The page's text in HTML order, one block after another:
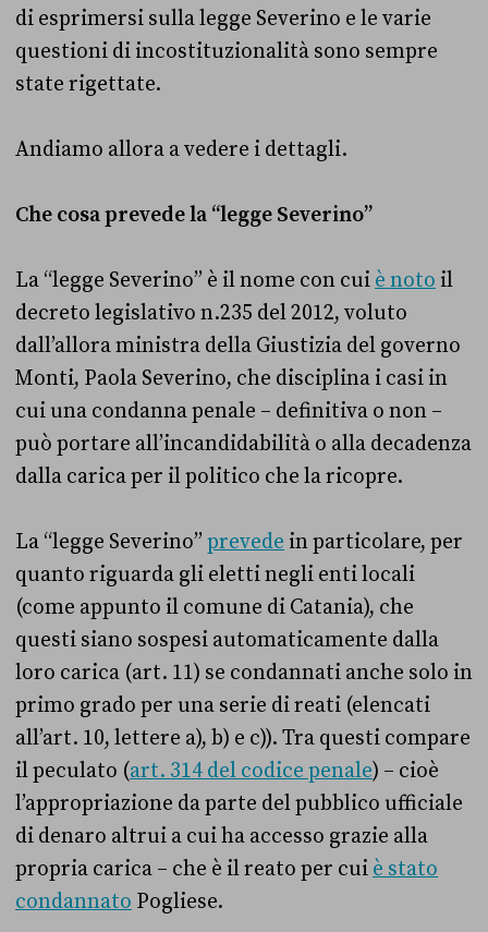
di esprimersi sulla legge Severino e le varie
questioni di incostituzionalità sono sempre
state rigettate.
Andiamo allora a vedere i dettagli.
Che cosa prevede la “legge Severino”
La “legge Severino” è il nome con cui è noto il
decreto legislativo n.235 del 2012, voluto
dall’allora ministra della Giustizia del governo
Monti, Paola Severino, che disciplina i casi in
cui una condanna penale – definitiva o non –
può portare all’incandidabilità o alla decadenza
dalla carica per il politico che la ricopre.
La “legge Severino” prevede in particolare, per
quanto riguarda gli eletti negli enti locali
(come appunto il comune di Catania), che
questi siano sospesi automaticamente dalla
loro carica (art. 11) se condannati anche solo in
primo grado per una serie di reati (elencati
all’art. 10, lettere a), b) e c)). Tra questi compare
il peculato (art. 314 del codice penale) – cioè
l’appropriazione da parte del pubblico ufficiale
di denaro altrui a cui ha accesso grazie alla
propria carica – che è il reato per cui è stato
condannato Pogliese.